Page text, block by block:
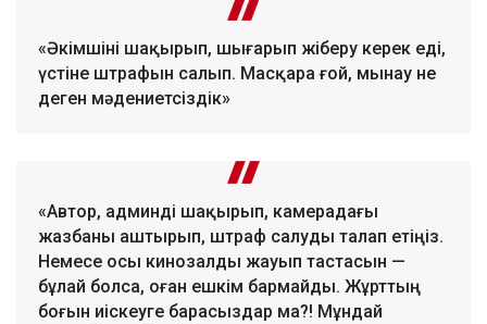
«Әкімшіні шақырып, шығарып жіберу керек еді,
үстіне штрафын салып. Масқара ғой, мынау не
деген мәдениетсіздік»
«Автор, админді шақырып, камерадағы
жазбаны аштырып, штраф салуды талап етіңіз.
Немесе осы кинозалды жауып тастасын —
бұлай болса, оған ешкім бармайды. Жұрттың
боғын иіскеуге барасыздар ма?! Мұндай